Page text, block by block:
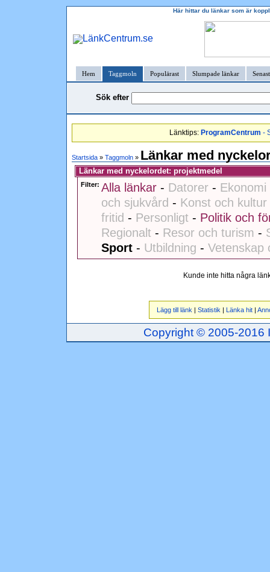
Här hittar du länkar som är
Hem Taggmoln Populärast Slumpade länkar
Sök efter
Länktips: ProgramCentrum -
Startsida » Taggmoln » Länkar med
Länkar med nyckelordet: projektmedel
Filter: Alla länkar - Datorer -
och sjukvård - Konst och kultur
fritid - Personligt - Politik och
Regionalt - Resor och turism -
Sport - Utbildning - Vetenskap
Kunde inte hitta några
Lägg till länk | Statistik | Länka hit|
Copyright © 2005-2016